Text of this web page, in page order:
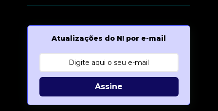
Atualizações do N! por e-mail
Assine